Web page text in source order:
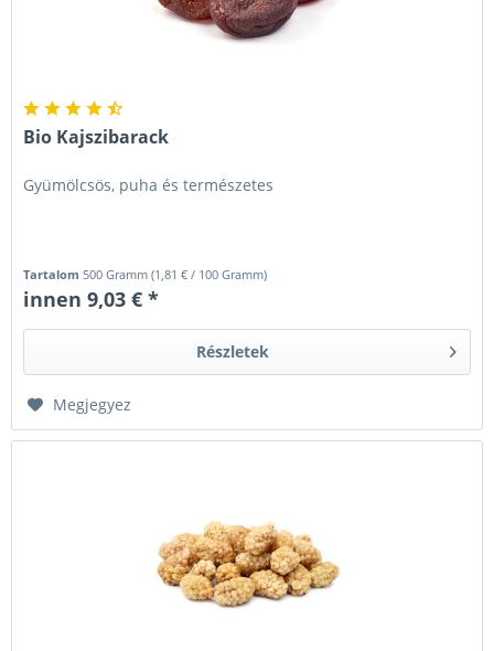
Bio Kajszibarack
Gyümölcsös, puha és természetes
Tartalom500 Gramm(1,81 € / 100 Gramm)
innen 9,03 € *
Részletek
Megjegyez